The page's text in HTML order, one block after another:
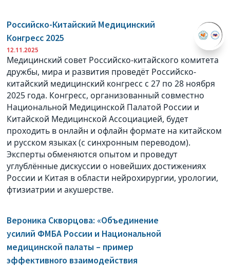
Российско-Китайский Медицинский
Конгресс 2025
12.11.2025
Медицинский совет Российско-китайского комитета
дружбы, мира и развития проведёт Российско-
китайский медицинский конгресс с 27 по 28 ноября
2025 года. Конгресс, организованный совместно
Национальной Медицинской Палатой России и
Китайской Медицинской Ассоциацией, будет
проходить в онлайн и офлайн формате на китайском
и русском языках (с синхронным переводом).
Эксперты обменяются опытом и проведут
углублённые дискуссии о новейших достижениях
России и Китая в области нейрохирургии, урологии,
фтизиатрии и акушерстве.
Вероника Скворцова: «Объединение
усилий ФМБА России и Национальной
медицинской палаты – пример
эффективного взаимодействия